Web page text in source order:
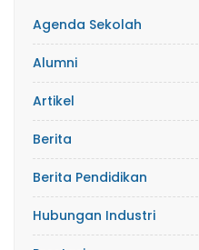
Agenda Sekolah
Alumni
Artikel
Berita
Berita Pendidikan
Hubungan Industri